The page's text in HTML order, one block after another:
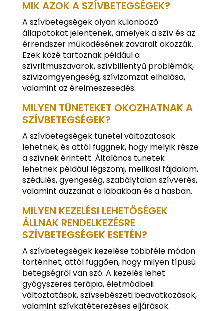
MIK AZOK A SZÍVBETEGSÉGEK?
A szívbetegségek olyan különböző
állapotokat jelentenek, amelyek a szív és az
érrendszer működésének zavarait okozzák.
Ezek közé tartoznak például a
szívritmuszavarok, szívbillentyű problémák,
szívizomgyengeség, szívizomzat elhalása,
valamint az érelmeszesedés.
MILYEN TÜNETEKET OKOZHATNAK A
SZÍVBETEGSÉGEK?
A szívbetegségek tünetei változatosak
lehetnek, és attól függnek, hogy melyik része
a szívnek érintett. Általános tünetek
lehetnek például légszomj, mellkasi fájdalom,
szédülés, gyengeség, szabálytalan szívverés,
valamint duzzanat a lábakban és a hasban.
MILYEN KEZELÉSI LEHETŐSÉGEK
ÁLLNAK RENDELKEZÉSRE
SZÍVBETEGSÉGEK ESETÉN?
A szívbetegségek kezelése többféle módon
történhet, attól függően, hogy milyen típusú
betegségről van szó. A kezelés lehet
gyógyszeres terápia, életmódbeli
változtatások, szívsebészeti beavatkozások,
valamint szívkatéterezéses eljárások.